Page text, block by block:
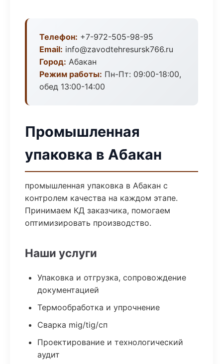
Телефон: +7-972-505-98-95
Email: info@zavodtehresursk766.ru
Город: Абакан
Режим работы: Пн-Пт: 09:00-18:00,
обед 13:00-14:00
Промышленная
упаковка в Абакан
промышленная упаковка в Абакан с
контролем качества на каждом этапе.
Принимаем КД заказчика, помогаем
оптимизировать производство.
Наши услуги
Упаковка и отгрузка, сопровождение
документацией
Термообработка и упрочнение
Сварка mig/tig/сп
Проектирование и технологический
аудит